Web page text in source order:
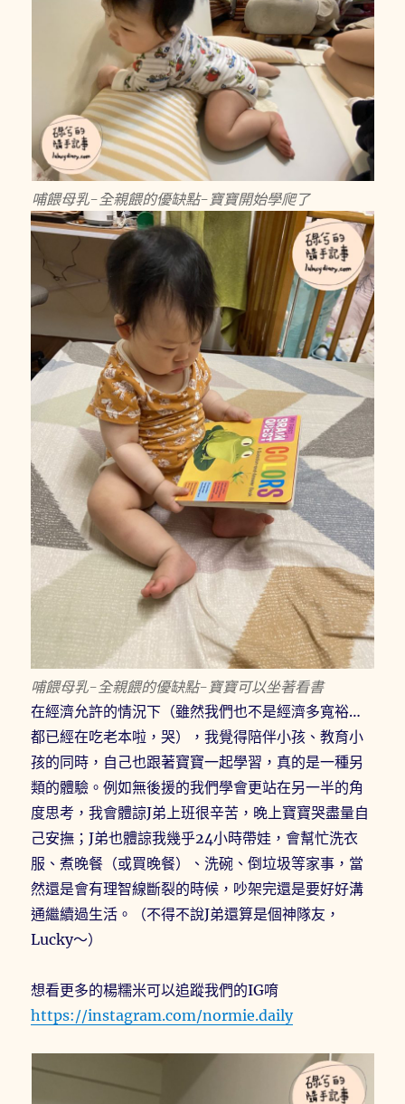
哺餵母乳-全親餵的優缺點-寶寶開始學爬了
哺餵母乳-全親餵的優缺點-寶寶可以坐著看書
在經濟允許的情況下（雖然我們也不是經濟多寬裕…
都已經在吃老本啦，哭），我覺得陪伴小孩、教育小
孩的同時，自己也跟著寶寶一起學習，真的是一種另
類的體驗。例如無後援的我們學會更站在另一半的角
度思考，我會體諒J弟上班很辛苦，晚上寶寶哭盡量自
己安撫；J弟也體諒我幾乎24小時帶娃，會幫忙洗衣
服、煮晚餐（或買晚餐）、洗碗、倒垃圾等家事，當
然還是會有理智線斷裂的時候，吵架完還是要好好溝
通繼續過生活。（不得不說J弟還算是個神隊友，
Lucky～）
想看更多的楊糯米可以追蹤我們的IG唷
https://instagram.com/normie.daily